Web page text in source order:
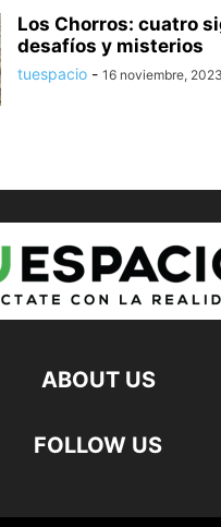
Los Chorros: cuatro
desafíos y misterios
tuespacio - 16 noviembre, 2023
ABOUT US
FOLLOW US